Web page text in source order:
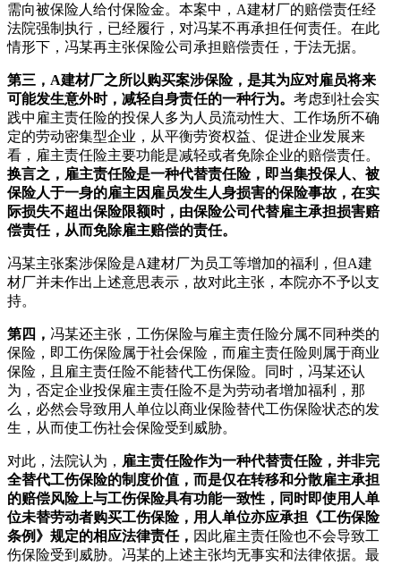
需向被保险人给付保险金。本案中，A建材厂的赔偿责任经
法院强制执行，已经履行，对冯某不再承担任何责任。在此
情形下，冯某再主张保险公司承担赔偿责任，于法无据。
第三，A建材厂之所以购买案涉保险，是其为应对雇员将来
可能发生意外时，减轻自身责任的一种行为。 考虑到社会实
践中雇主责任险的投保人多为人员流动性大、工作场所不确
定的劳动密集型企业，从平衡劳资权益、促进企业发展来
看，雇主责任险主要功能是减轻或者免除企业的赔偿责任。
换言之，雇主责任险是一种代替责任险，即当集投保人、被
保险人于一身的雇主因雇员发生人身损害的保险事故，在实
际损失不超出保险限额时，由保险公司代替雇主承担损害赔
偿责任，从而免除雇主赔偿的责任。
冯某主张案涉保险是A建材厂为员工等增加的福利，但A建
材厂并未作出上述意思表示，故对此主张，本院亦不予以支
持。
第四， 冯某还主张，工伤保险与雇主责任险分属不同种类的
保险，即工伤保险属于社会保险，而雇主责任险则属于商业
保险，且雇主责任险不能替代工伤保险。同时，冯某还认
为，否定企业投保雇主责任险不是为劳动者增加福利，那
么，必然会导致用人单位以商业保险替代工伤保险状态的发
生，从而使工伤社会保险受到威胁。
对此，法院认为， 雇主责任险作为一种代替责任险，并非完
全替代工伤保险的制度价值，而是仅在转移和分散雇主承担
的赔偿风险上与工伤保险具有功能一致性，同时即使用人单
位未替劳动者购买工伤保险，用人单位亦应承担《工伤保险
条例》规定的相应法律责任， 因此雇主责任险也不会导致工
伤保险受到威胁。冯某的上述主张均无事实和法律依据。最